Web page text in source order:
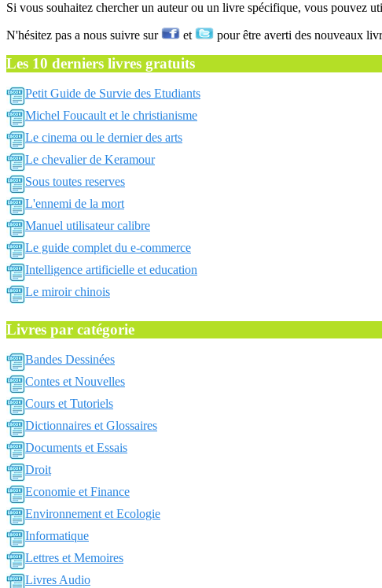
Si vous souhaitez chercher un auteur ou un livre spécifique, vous pouvez
N'hésitez pas a nous suivre sur et pour être averti des nouveaux
Les 10 derniers livres gratuits
Petit Guide de Survie des Etudiants
Michel Foucault et le christianisme
Le cinema ou le dernier des arts
Le chevalier de Keramour
Sous toutes reserves
L'ennemi de la mort
Manuel utilisateur calibre
Le guide complet du e-commerce
Intelligence artificielle et education
Le miroir chinois
Livres par catégorie
Bandes Dessinées
Contes et Nouvelles
Cours et Tutoriels
Dictionnaires et Glossaires
Documents et Essais
Droit
Economie et Finance
Environnement et Ecologie
Informatique
Lettres et Memoires
Livres Audio